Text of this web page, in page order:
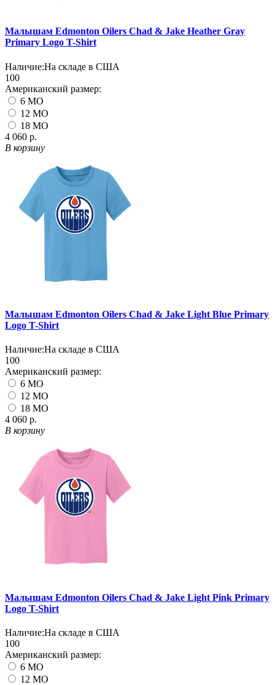
Малышам Edmonton Oilers Chad & Jake Heather Gray
Primary Logo T-Shirt
Наличие:На складе в США
100
Американский размер:
6 MO
12 MO
18 MO
4 060 р.
В корзину
Малышам Edmonton Oilers Chad & Jake Light Blue Primary
Logo T-Shirt
Наличие:На складе в США
100
Американский размер:
6 MO
12 MO
18 MO
4 060 р.
В корзину
Малышам Edmonton Oilers Chad & Jake Light Pink Primary
Logo T-Shirt
Наличие:На складе в США
100
Американский размер:
6 MO
12 MO